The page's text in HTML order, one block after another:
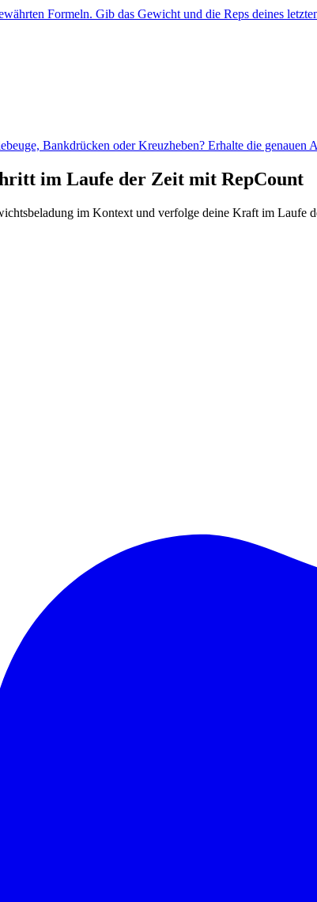
Formeln. Gib das Gewicht und die Reps deines
Bankdrücken oder Kreuzheben? Erhalte die
im Laufe der Zeit mit RepCount
im Kontext und verfolge deine Kraft im Laufe